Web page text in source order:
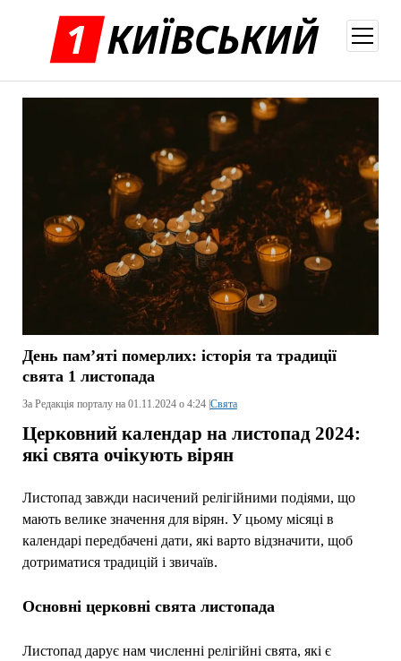
меню
День пам’яті померлих: історія та традиції
свята 1 листопада
За Редакція порталу на 01.11.2024 о 4:24 | Свята
Церковний календар на листопад 2024:
які свята очікують вірян
Листопад завжди насичений релігійними подіями, що
мають велике значення для вірян. У цьому місяці в
календарі передбачені дати, які варто відзначити, щоб
дотриматися традицій і звичаїв.
Основні церковні свята листопада
Листопад дарує нам численні релігійні свята, які є